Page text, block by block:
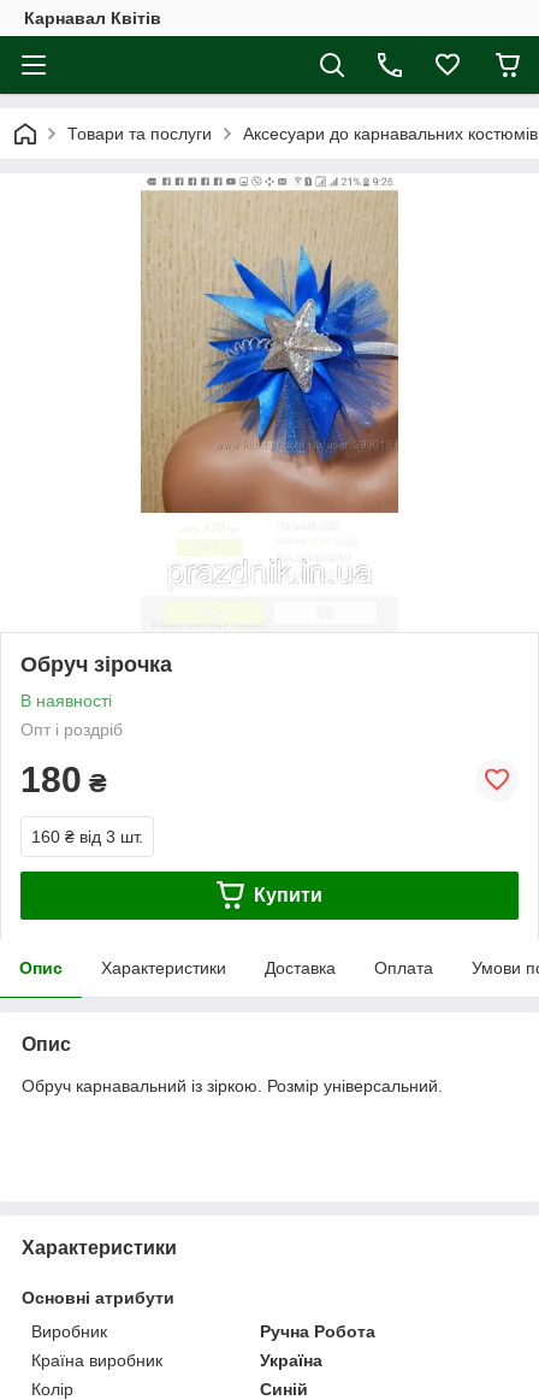
Карнавал Квітів
Товари та послуги Аксесуари до карнавальних костюмів
Обруч зірочка
В наявності
Опт і роздріб
180 ₴
160 ₴ від 3 шт.
Купити
Опис Характеристики Доставка Оплата Умови
Опис
Обруч карнавальний із зіркою. Розмір універсальний.
Характеристики
Основні атрибути
Виробник
Ручна Робота
Країна виробник
Україна
Колір
Синій